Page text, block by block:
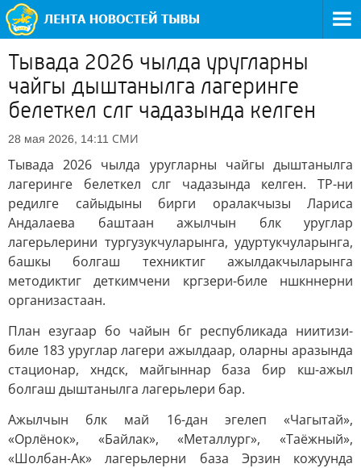
Тывада 2026 чылда уругларны
чайгы дыштанылга лагеринге
белеткел слг чадазында келген
28 мая 2026, 14:11 СМИ
Тывада 2026 чылда уругларны чайгы дыштанылга
лагеринге белеткел слг чадазында келген. ТР-ни
редилге сайыдыны бирги оралакчызы Лариса
Андалаева баштаан ажылчын блк уруглар
лагерьлерини тургузукчуларынга, удуртукчуларынга,
башкы болгаш техниктиг ажылдакчыларынга
методиктиг деткимчени кргзери-биле ншкннерни
организастаан.
План езугаар бо чайын бг республикада ниитизи-
биле 183 уруглар лагери ажылдаар, оларны аразында
стационар, хндск, майгыннар база бир кш-ажыл
болгаш дыштанылга лагерьлери бар.
Ажылчын блк май 16-дан эгелеп «Чагытай»,
«Орлёнок», «Байлак», «Металлург», «Таёжный»,
«Шолбан-Ак» лагерьлерни база Эрзин кожуунда